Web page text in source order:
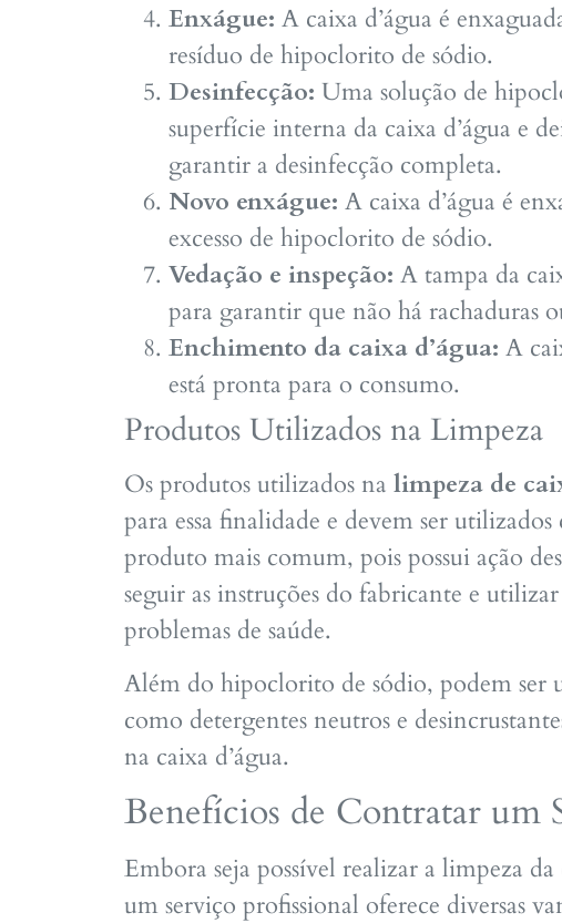
Enxágue: A caixa d’água é
resíduo de hipoclorito de sódio.
Desinfecção: Uma solução de
superfície interna da caixa d’água e
garantir a desinfecção completa.
Novo enxágue: A caixa d’água é
excesso de hipoclorito de sódio.
Vedação e inspeção: A tampa da
para garantir que não há rachaduras
Enchimento da caixa d’água: A
está pronta para o consumo.
Produtos Utilizados na Limpeza
Os produtos utilizados na limpeza de
para essa finalidade e devem ser
produto mais comum, pois possui ação
seguir as instruções do fabricante e
problemas de saúde.
Além do hipoclorito de sódio, podem ser
como detergentes neutros e
na caixa d’água.
Benefícios de Contratar um
Embora seja possível realizar a limpeza
um serviço profissional oferece diversas